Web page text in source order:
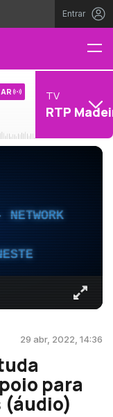
Entrar
TV
RTP
29 abr, 2022, 14:36
para